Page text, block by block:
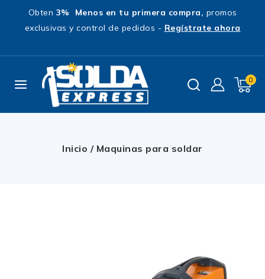
Obten 3% Menos en tu primera compra, promos
exclusivas y control de pedidos - Regístrate ahora
0
Inicio / Maquinas para soldar